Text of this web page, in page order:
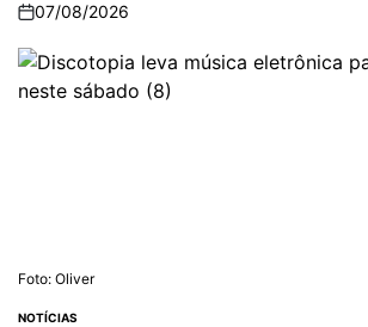
07/08/2026
Foto: Oliver
NOTÍCIAS